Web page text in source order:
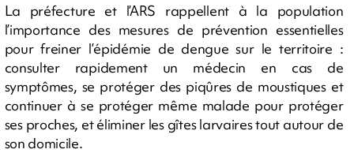
La préfecture et l’ARS rappellent à la population
l’importance des mesures de prévention essentielles
pour freiner l’épidémie de dengue sur le territoire :
consulter rapidement un médecin en cas de
symptômes, se protéger des piqûres de moustiques et
continuer à se protéger même malade pour protéger
ses proches, et éliminer les gîtes larvaires tout autour de
son domicile.